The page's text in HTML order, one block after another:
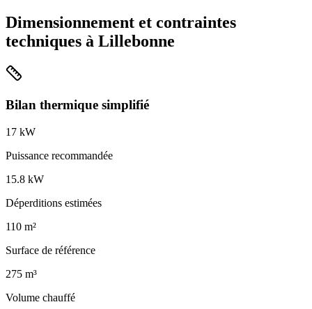
Dimensionnement et contraintes
techniques à Lillebonne
Bilan thermique simplifié
17 kW
Puissance recommandée
15.8 kW
Déperditions estimées
110 m²
Surface de référence
275 m³
Volume chauffé